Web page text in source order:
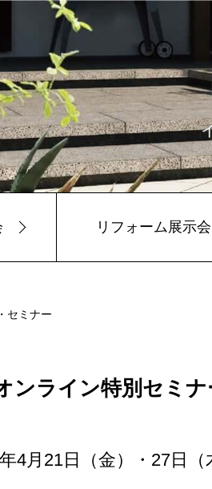
リフォーム展示会
セミナー
ンライン特別セミナ
4月21日（金）・27日（